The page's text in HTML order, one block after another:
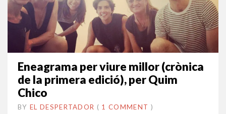
Eneagrama per viure millor (crònica
de la primera edició), per Quim
Chico
BY EL DESPERTADOR ON
30
•( 1 COMMENT )